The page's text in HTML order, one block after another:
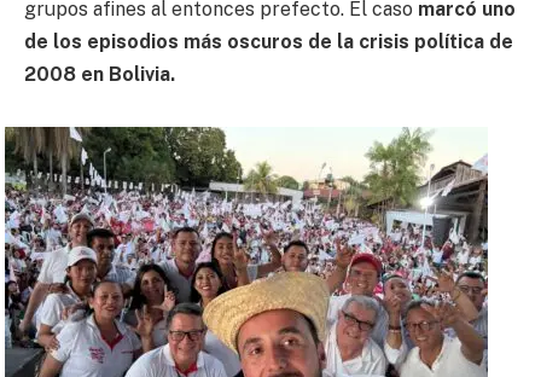
grupos afines al entonces prefecto. El caso marcó uno
de los episodios más oscuros de la crisis política de
2008 en Bolivia.